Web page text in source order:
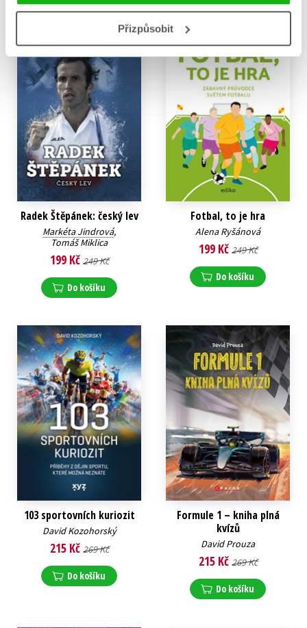
Přizpůsobit
Radek Štěpánek: český lev
Markéta Jindrová,
Tomáš Miklica
199 Kč 249 Kč
Do košíku
Fotbal, to je hra
Alena Ryšánová
199 Kč 249 Kč
Do košíku
103 sportovních kuriozit
David Kozohorský
215 Kč 269 Kč
Do košíku
Formule 1 – kniha plná
kvízů
David Prouza
215 Kč 269 Kč
Do košíku